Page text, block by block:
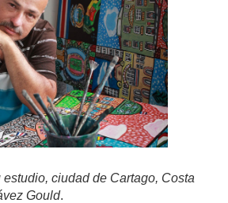
ciudad de Cartago, Costa
Gould.